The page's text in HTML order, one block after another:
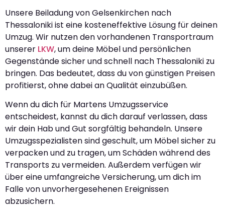
Unsere Beiladung von Gelsenkirchen nach
Thessaloniki ist eine kosteneffektive Lösung für deinen
Umzug. Wir nutzen den vorhandenen Transportraum
unserer LKW, um deine Möbel und persönlichen
Gegenstände sicher und schnell nach Thessaloniki zu
bringen. Das bedeutet, dass du von günstigen Preisen
profitierst, ohne dabei an Qualität einzubüßen.
Wenn du dich für Martens Umzugsservice
entscheidest, kannst du dich darauf verlassen, dass
wir dein Hab und Gut sorgfältig behandeln. Unsere
Umzugsspezialisten sind geschult, um Möbel sicher zu
verpacken und zu tragen, um Schäden während des
Transports zu vermeiden. Außerdem verfügen wir
über eine umfangreiche Versicherung, um dich im
Falle von unvorhergesehenen Ereignissen
abzusichern.